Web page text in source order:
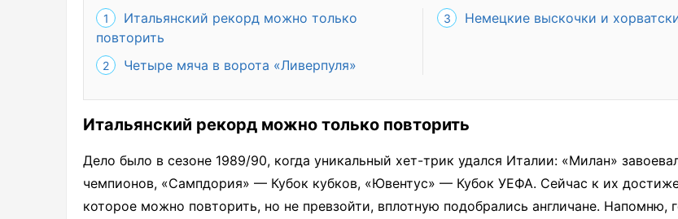
Итальянский рекорд можно только
повторить
Четыре мяча в ворота «Ливерпуля»
Немецкие выскочки и
Итальянский рекорд можно только повторить
Дело было в сезоне 1989/90, когда уникальный хет-трик удался Италии: «Милан»
чемпионов, «Сампдория» — Кубок кубков, «Ювентус» — Кубок УЕФА. Сейчас к их
которое можно повторить, но не превзойти, вплотную подобрались англичане. Напомню,